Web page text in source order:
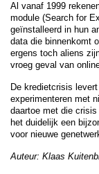
Al vanaf 1999
module (Search for
geïnstalleerd in hun
data die binnenkomt
ergens toch aliens
vroeg geval van
De kredietcrisis
experimenteren met
daartoe met die
het duidelijk een
voor nieuwe
Auteur: Klaas